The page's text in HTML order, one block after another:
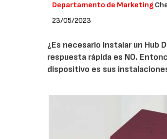
Departamento de Marketing
23/05/2023
¿Es necesario instalar un Hub
respuesta rápida es NO.
dispositivo es sus